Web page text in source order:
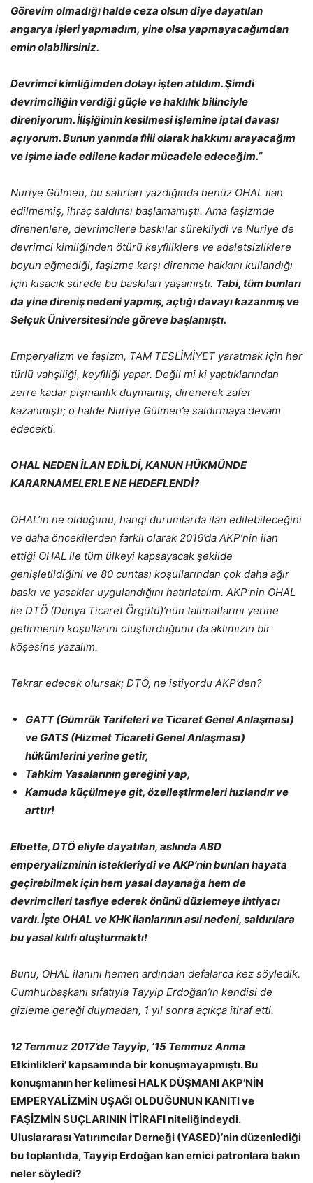
Görevim olmadığı halde ceza olsun diye dayatılan
angarya işleri yapmadım, yine olsa yapmayacağımdan
emin olabilirsiniz.
Devrimci kimliğimden dolayı işten atıldım. Şimdi
devrimciliğin verdiği güçle ve haklılık bilinciyle
direniyorum. İlişiğimin kesilmesi işlemine iptal davası
açıyorum. Bunun yanında ﬁili olarak hakkımı arayacağım
ve işime iade edilene kadar mücadele edeceğim.”
Nuriye Gülmen, bu satırları yazdığında henüz OHAL ilan
edilmemiş, ihraç saldırısı başlamamıştı. Ama faşizmde
direnenlere, devrimcilere baskılar sürekliydi ve Nuriye de
devrimci kimliğinden ötürü keyﬁliklere ve adaletsizliklere
boyun eğmediği, faşizme karşı direnme hakkını kullandığı
için kısacık sürede bu baskıları yaşamıştı. Tabi, tüm bunları
da yine direniş nedeni yapmış, açtığı davayı kazanmış ve
Selçuk Üniversitesi’nde göreve başlamıştı.
Emperyalizm ve faşizm, TAM TESLİMİYET yaratmak için her
türlü vahşiliği, keyﬁliği yapar. Değil mi ki yaptıklarından
zerre kadar pişmanlık duymamış, direnerek zafer
kazanmıştı; o halde Nuriye Gülmen’e saldırmaya devam
edecekti.
OHAL NEDEN İLAN EDİLDİ, KANUN HÜKMÜNDE
KARARNAMELERLE NE HEDEFLENDİ?
OHAL’in ne olduğunu, hangi durumlarda ilan edilebileceğini
ve daha öncekilerden farklı olarak 2016’da AKP’nin ilan
ettiği OHAL ile tüm ülkeyi kapsayacak şekilde
genişletildiğini ve 80 cuntası koşullarından çok daha ağır
baskı ve yasaklar uygulandığını hatırlatalım. AKP’nin OHAL
ile DTÖ (Dünya Ticaret Örgütü)’nün talimatlarını yerine
getirmenin koşullarını oluşturduğunu da aklımızın bir
köşesine yazalım.
Tekrar edecek olursak; DTÖ, ne istiyordu AKP’den?
GATT (Gümrük Tarifeleri ve Ticaret Genel Anlaşması)
ve GATS (Hizmet Ticareti Genel Anlaşması)
hükümlerini yerine getir,
Tahkim Yasalarının gereğini yap,
Kamuda küçülmeye git, özelleştirmeleri hızlandır ve
arttır!
Elbette, DTÖ eliyle dayatılan, aslında ABD
emperyalizminin istekleriydi ve AKP’nin bunları hayata
geçirebilmek için hem yasal dayanağa hem de
devrimcileri tasﬁye ederek önünü düzlemeye ihtiyacı
vardı. İşte OHAL ve KHK ilanlarının asıl nedeni, saldırılara
bu yasal kılıfı oluşturmaktı!
Bunu, OHAL ilanını hemen ardından defalarca kez söyledik.
Cumhurbaşkanı sıfatıyla Tayyip Erdoğan’ın kendisi de
gizleme gereği duymadan, 1 yıl sonra açıkça itiraf etti.
12 Temmuz 2017’de Tayyip, ‘15 Temmuz Anma
Etkinlikleri’ kapsamında bir konuşmayapmıştı. Bu
konuşmanın her kelimesi HALK DÜŞMANI AKP’NİN
EMPERYALİZMİN UŞAĞI OLDUĞUNUN KANITI ve
FAŞİZMİN SUÇLARININ İTİRAFI niteliğindeydi.
Uluslararası Yatırımcılar Derneği (YASED)’nin düzenlediği
bu toplantıda, Tayyip Erdoğan kan emici patronlara bakın
neler söyledi?